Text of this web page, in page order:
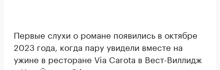
Первые слухи о романе появились в октябре
2023 года, когда пару увидели вместе на
ужине в ресторане Via Carota в Вест-Виллидж